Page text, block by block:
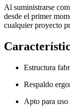
Al suministrarse
desde el primer
cualquier proyecto
Estructura
Respaldo
Apto para